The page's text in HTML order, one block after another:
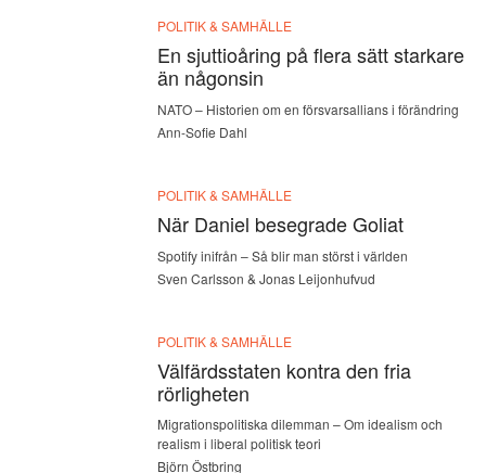
POLITIK & SAMHÄLLE
En sjuttioåring på flera sätt starkare
än någonsin
NATO – Historien om en försvarsallians i förändring
Ann-Sofie Dahl
POLITIK & SAMHÄLLE
När Daniel besegrade Goliat
Spotify inifrån – Så blir man störst i världen
Sven Carlsson & Jonas Leijonhufvud
POLITIK & SAMHÄLLE
Välfärdsstaten kontra den fria
rörligheten
Migrationspolitiska dilemman – Om idealism och
realism i liberal politisk teori
Björn Östbring